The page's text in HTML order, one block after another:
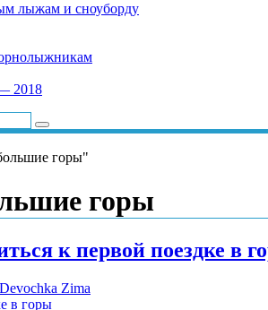
лыжам и сноуборду
2018
горы"
горы
к первой поездке в
Devochka Zima